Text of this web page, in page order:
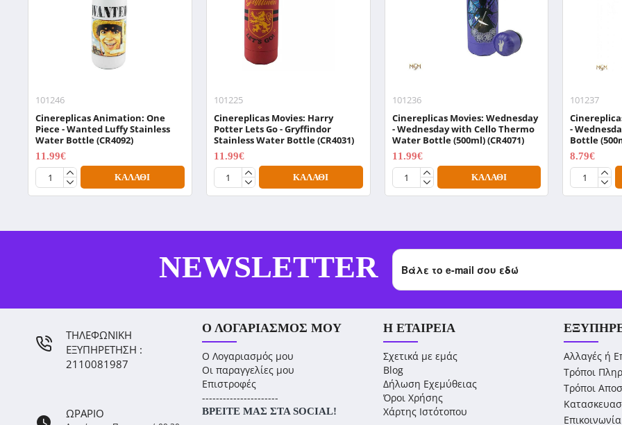
101246
Cinereplicas Animation: One
Piece - Wanted Luffy Stainless
Water Bottle (CR4092)
11.99€
ΚΑΛΆΘΙ
101225
Cinereplicas Movies: Harry
Potter Lets Go - Gryffindor
Stainless Water Bottle (CR4031)
11.99€
ΚΑΛΆΘΙ
101236
Cinereplicas Movies: Wednesday
- Wednesday with Cello Thermo
Water Bottle (500ml) (CR4071)
11.99€
ΚΑΛΆΘΙ
101237
-
Bottle
8.79€
NEWSLETTER
ΤΗΛΕΦΩΝΙΚΗ
ΕΞΥΠΗΡΕΤΗΣΗ :
2110081987
ΩΡΑΡΙΟ
Ο ΛΟΓΑΡΙΑΣΜΌΣ ΜΟΥ
Ο Λογαριασμός μου
Οι παραγγελίες μου
Επιστροφές
----------------------
ΒΡΕΊΤΕ ΜΑΣ ΣΤΑ SOCIAL!
Η ΕΤΑΙΡΕΊΑ
Σχετικά με εμάς
Blog
Δήλωση Εχεμύθειας
Όροι Χρήσης
Χάρτης Ιστότοπου
Αλλαγές ή
Τρόποι
Τρόποι
Επικοινωνία